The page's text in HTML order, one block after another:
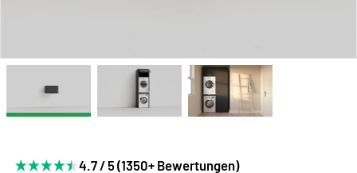
4.7 / 5 (1350+ Bewertungen)